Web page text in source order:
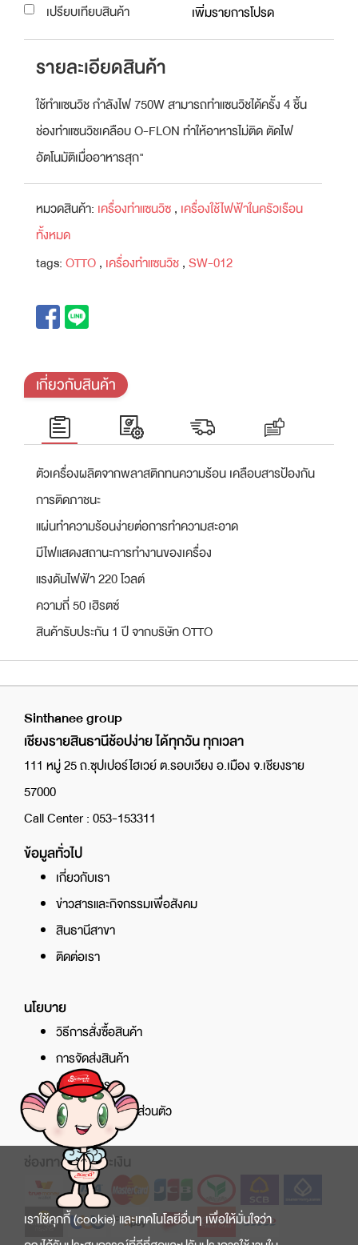
เปรียบเทียบสินค้า เพิ่มรายการโปรด
รายละเอียดสินค้า
ใช้ทำแซนวิช กำลังไฟ 750W สามารถทำแซนวิชได้ครั้ง 4 ชิ้น
ช่องทำแซนวิชเคลือบ O-FLON ทำให้อาหารไม่ติด ตัดไฟ
อัตโนมัติเมื่ออาหารสุก"
หมวดสินค้า: เครื่องทำแซนวิซ, เครื่องใช้ไฟฟ้าในครัวเรือน
ทั้งหมด
tags:OTTO, เครื่องทำแซนวิช,SW-012
เกี่ยวกับสินค้า
ตัวเครื่องผลิตจากพลาสติกทนความร้อน เคลือบสารป้องกัน
การติดภาชนะ
แผ่นทำความร้อนง่ายต่อการทำความสะอาด
มีไฟแสดงสถานะการทำงานของเครื่อง
แรงดันไฟฟ้า 220 โวลต์
ความถี่ 50 เฮิรตซ์
สินค้ารับประกัน 1 ปี จากบริษัท OTTO
Sinthanee group
เชียงรายสินธานีช้อปง่าย ได้ทุกวัน ทุกเวลา
111 หมู่ 25 ถ.ซุปเปอร์ไฮเวย์ ต.รอบเวียง อ.เมือง จ.เชียงราย
57000
Call Center : 053-153311
ข้อมูลทั่วไป
เกี่ยวกับเรา
ข่าวสารและกิจกรรมเพื่อสังคม
สินธานีสาขา
ติดต่อเรา
นโยบาย
วิธีการสั่งซื้อสินค้า
การจัดส่งสินค้า
ศูนย์บริการ
นโยบายความเป็นส่วนตัว
ช่องทางการชำระเงิน
เราใช้คุกกี้ (cookie) และเทคโนโลยีอื่นๆ เพื่อให้มั่นใจว่า